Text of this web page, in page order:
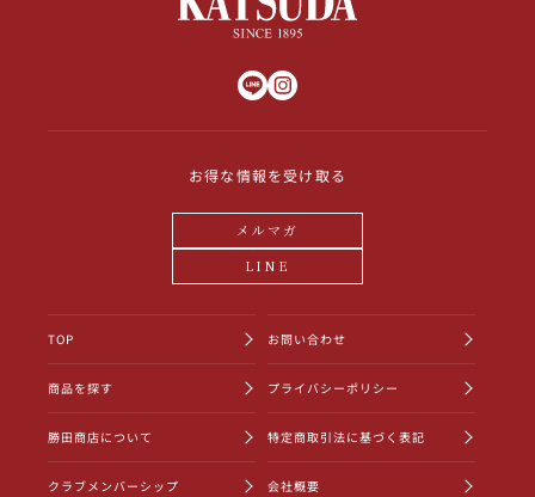
お得な情報を受け取る
メルマガ
LINE
TOP
商品を探す
勝田商店について
クラブメンバーシップ
お問い合わせ
プライバシーポリシー
特定商取引法に基づく表記
会社概要